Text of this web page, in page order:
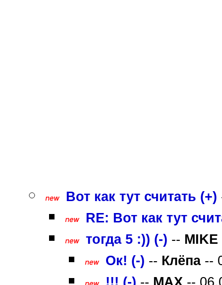
Вот как тут считать (+)
RE: Вот как тут
тогда 5 :)) (-) -- MIKE
Ок! (-) -- Клёпа--
!!! (-) -- MAX --